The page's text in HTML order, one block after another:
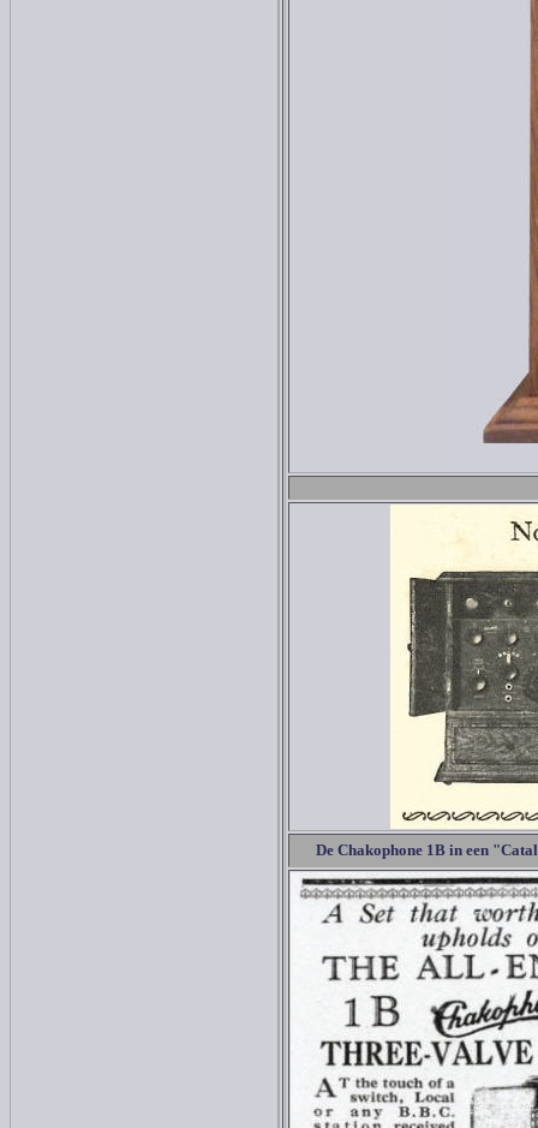
De Chakophone 1B in een "